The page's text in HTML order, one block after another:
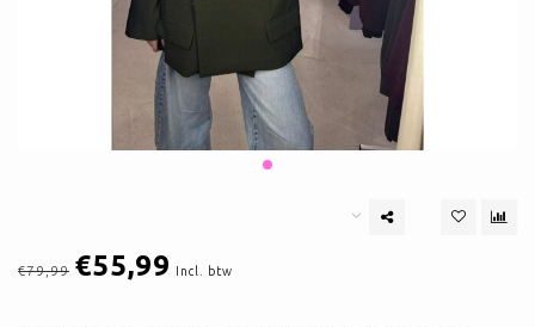
€79,99 €55,99 Incl. btw